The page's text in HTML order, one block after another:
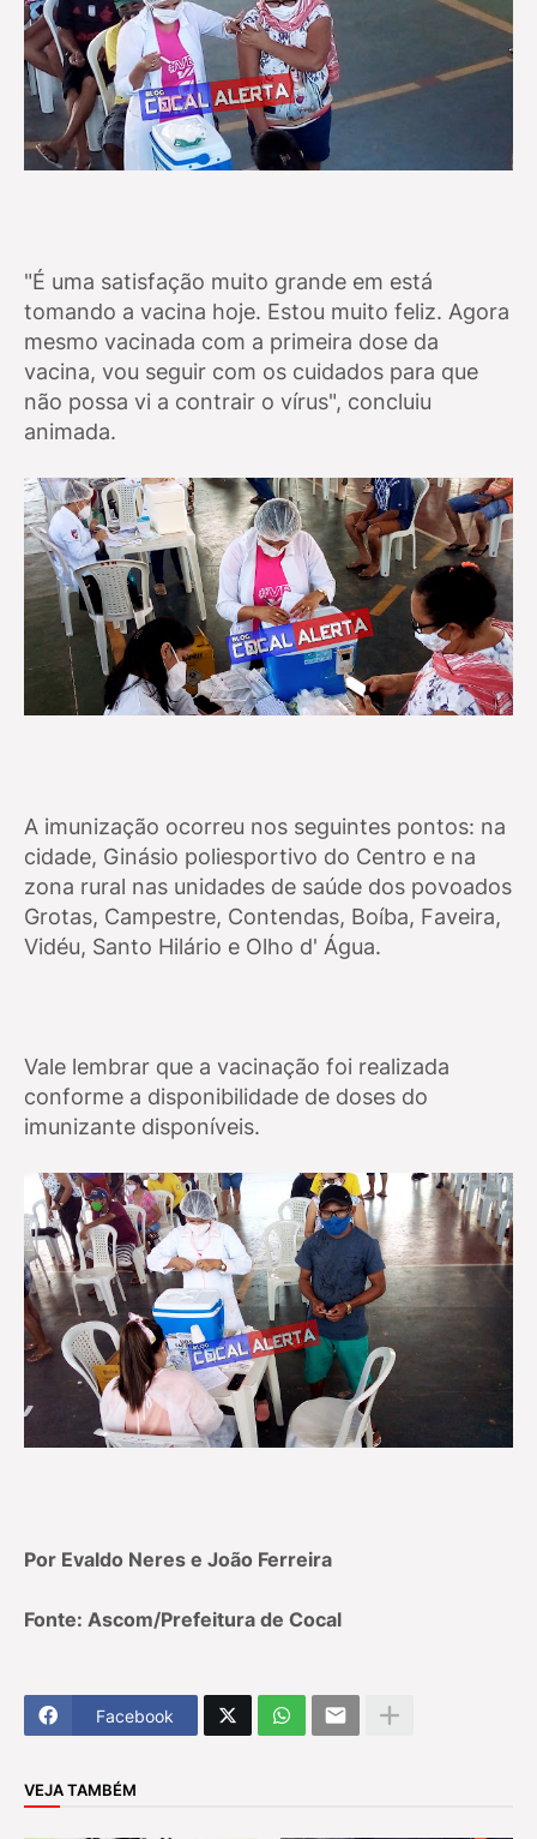
"É uma satisfação muito grande em está
tomando a vacina hoje. Estou muito feliz. Agora
mesmo vacinada com a primeira dose da
vacina, vou seguir com os cuidados para que
não possa vi a contrair o vírus", concluiu
animada.
A imunização ocorreu nos seguintes pontos: na
cidade, Ginásio poliesportivo do Centro e na
zona rural nas unidades de saúde dos povoados
Grotas, Campestre, Contendas, Boíba, Faveira,
Vidéu, Santo Hilário e Olho d' Água.
Vale lembrar que a vacinação foi realizada
conforme a disponibilidade de doses do
imunizante disponíveis.
Por Evaldo Neres e João Ferreira
Fonte: Ascom/Prefeitura de Cocal
Facebook
VEJA TAMBÉM